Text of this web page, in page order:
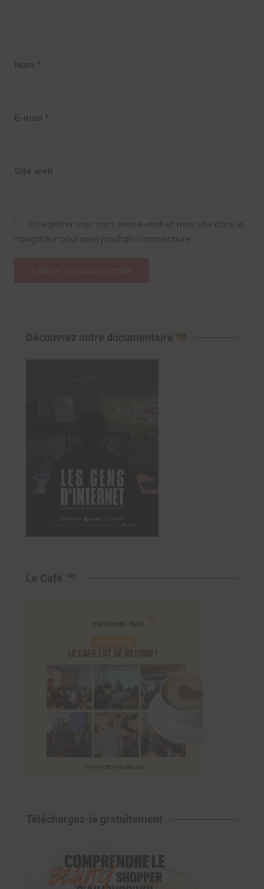
Nom *
E-mail *
Site web
Enregistrer mon nom, mon e-mail et mon site dans le
navigateur pour mon prochain commentaire.
Découvrez notre documentaire
Le Café
Téléchargez-le gratuitement